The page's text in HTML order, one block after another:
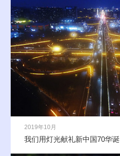
2019年10月
我们用灯光献礼新中国70华诞